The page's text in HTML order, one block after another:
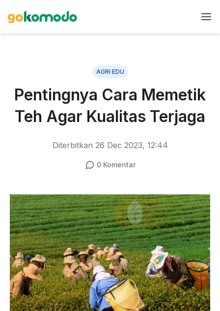
AGRI EDU
Pentingnya Cara Memetik
Teh Agar Kualitas Terjaga
Diterbitkan 26 Dec 2023, 12:44
0Komentar